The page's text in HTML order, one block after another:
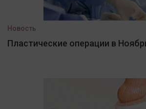
Новость
Пластические операции в